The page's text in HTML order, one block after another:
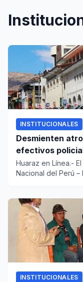
INSTITUCIONALES
Desmienten
efectivos
Huaraz en Línea.-
Nacional del Perú
INSTITUCIONALES